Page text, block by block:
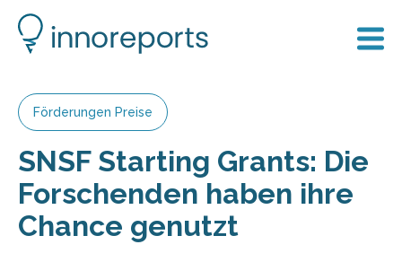
Förderungen Preise
SNSF Starting Grants: Die
Forschenden haben ihre
Chance genutzt